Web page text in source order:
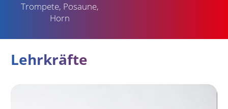
Trompete, Posaune,
Horn
Lehrkräfte